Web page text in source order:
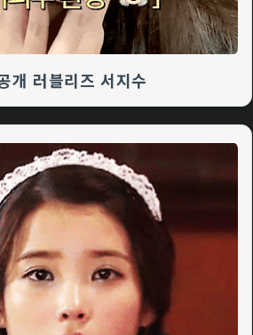
개 러블리즈 서지수